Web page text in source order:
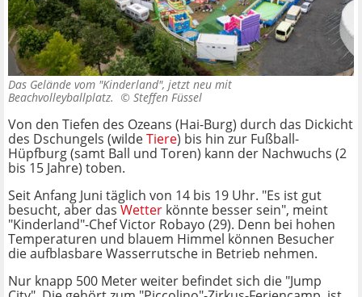
Das Gelände vom "Kinderland", jetzt neu mit
Beachvolleyballplatz. © Steffen Füssel
Von den Tiefen des Ozeans (Hai-Burg) durch das Dickicht
des Dschungels (wildeTiere) bis hin zur Fußball-
Hüpfburg (samt Ball und Toren) kann der Nachwuchs (2
bis 15 Jahre) toben.
Seit Anfang Juni täglich von 14 bis 19 Uhr. "Es ist gut
besucht, aber das Wetter könnte besser sein", meint
"Kinderland"-Chef Victor Robayo (29). Denn bei hohen
Temperaturen und blauem Himmel können Besucher
die aufblasbare Wasserrutsche in Betrieb nehmen.
Nur knapp 500 Meter weiter befindet sich die "Jump